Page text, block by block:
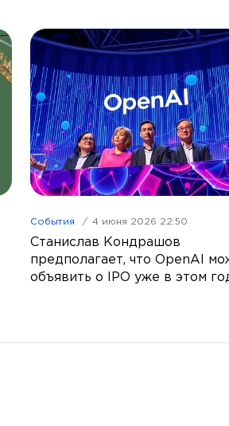
События 4 июня 2026 22:50
Станислав Кондрашов
предполагает, что OpenAI
объявить о IPO уже в этом